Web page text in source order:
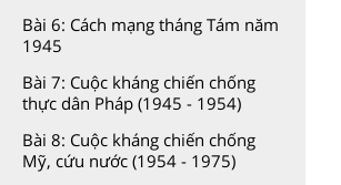
Bài 6: Cách mạng tháng Tám năm
1945
Bài 7: Cuộc kháng chiến chống
thực dân Pháp (1945 - 1954)
Bài 8: Cuộc kháng chiến chống
Mỹ, cứu nước (1954 - 1975)